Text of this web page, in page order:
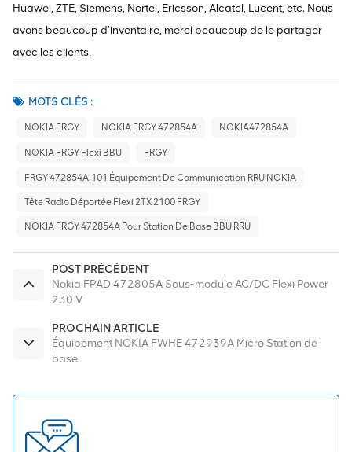
Huawei, ZTE, Siemens, Nortel, Ericsson, Alcatel, Lucent, etc. Nous
avons beaucoup d'inventaire, merci beaucoup de le partager
avec les clients.
MOTS CLÉS :
NOKIA FRGY NOKIA FRGY 472854A NOKIA472854A
NOKIA FRGY Flexi BBU FRGY
FRGY 472854A.101 Équipement De Communication RRU NOKIA
Tête Radio Déportée Flexi 2TX 2100 FRGY
NOKIA FRGY 472854A Pour Station De Base BBU RRU
POST PRÉCÉDENT
Nokia FPAD 472805A Sous-module AC/DC Flexi Power
230 V
PROCHAIN ARTICLE
Équipement NOKIA FWHE 472939A Micro Station de
base